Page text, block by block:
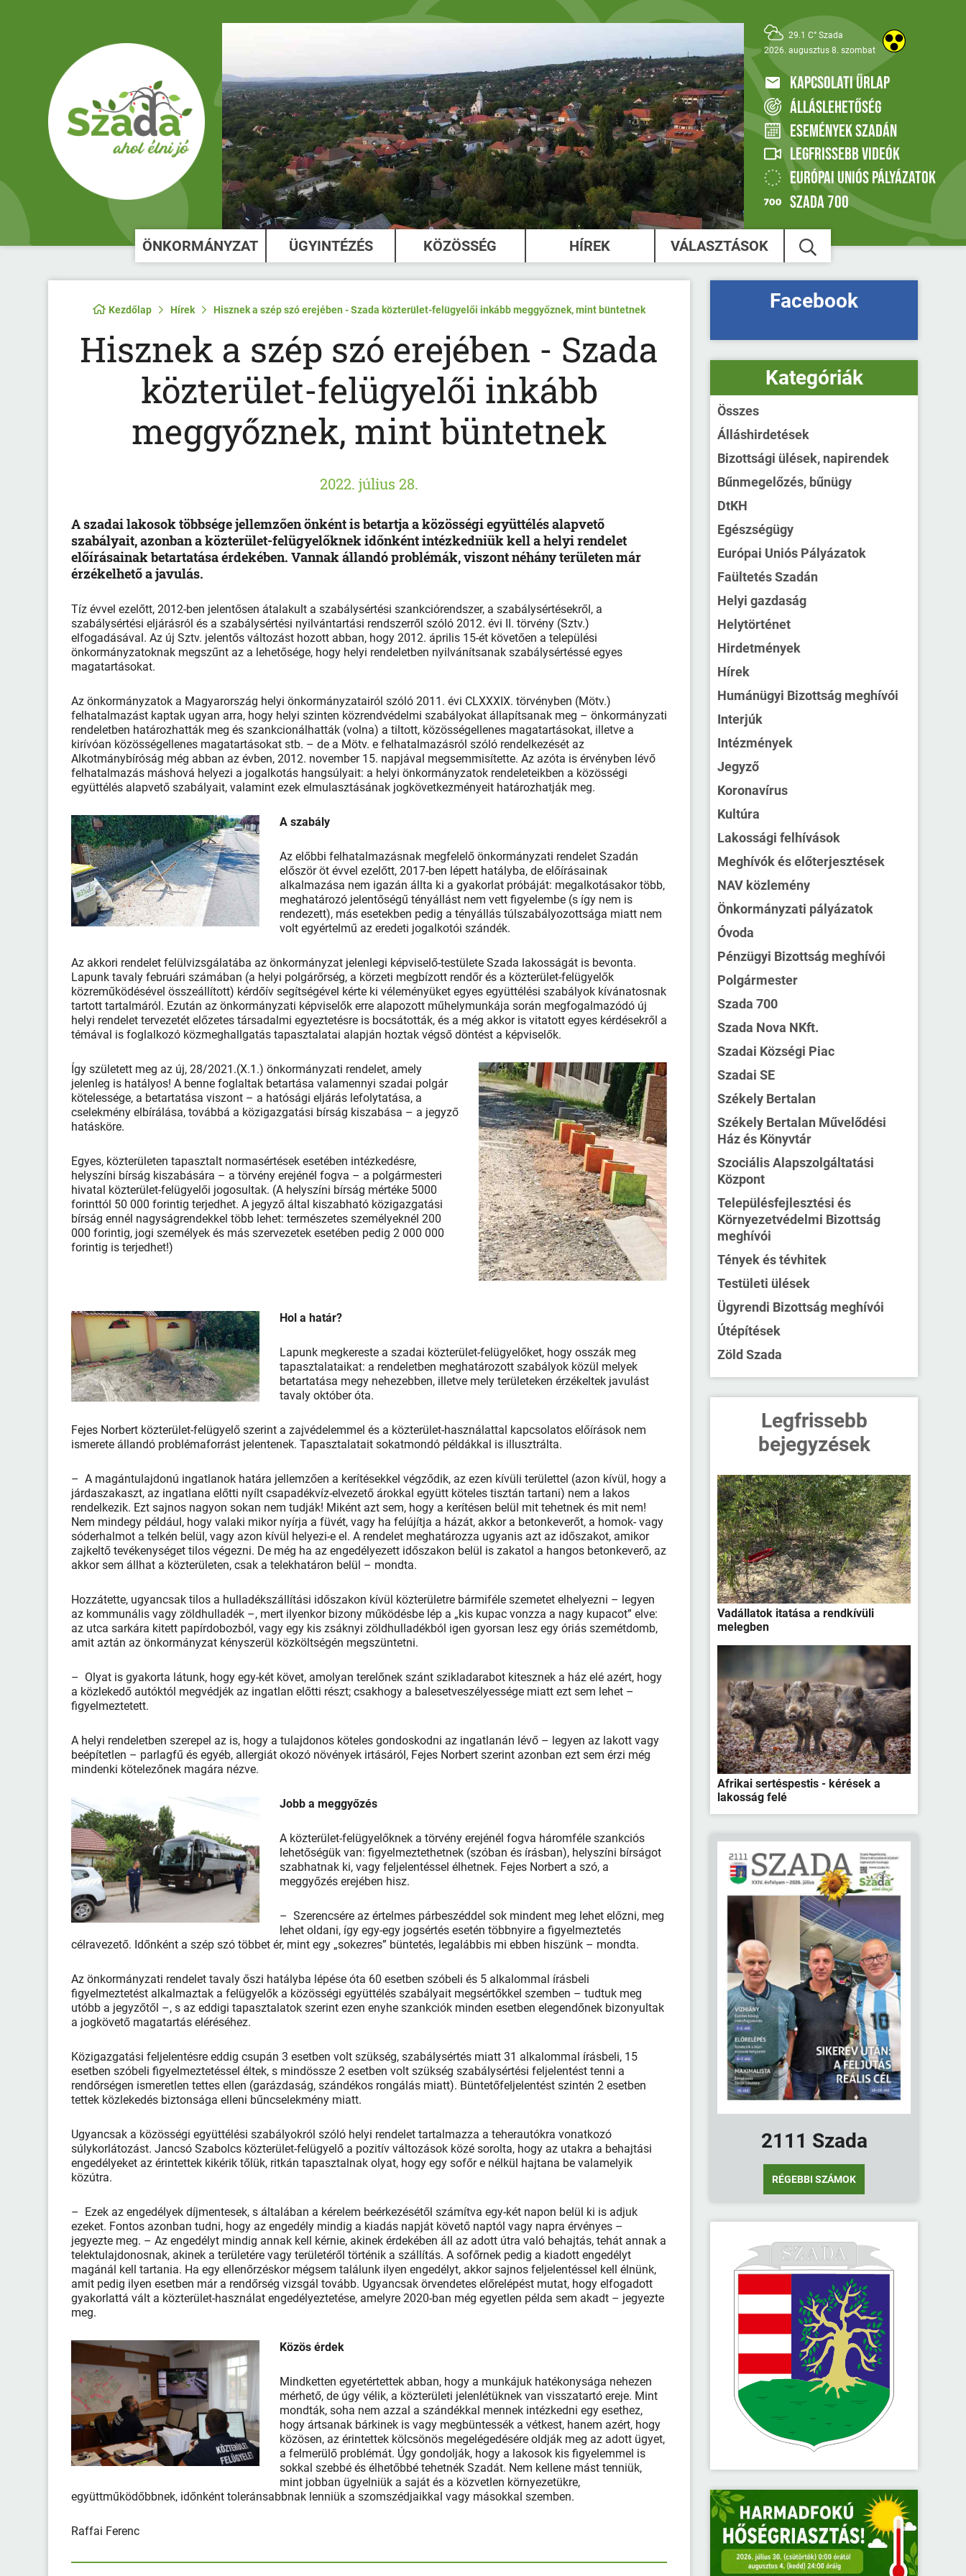
29.1 C° Szada
2026. augusztus 8. szombat
KAPCSOLATI ŰRLAP
ÁLLÁSLEHETŐSÉG
ESEMÉNYEK SZADÁN
LEGFRISSEBB VIDEÓK
EURÓPAI UNIÓS PÁLYÁZATOK
SZADA 700
ÖNKORMÁNYZAT ÜGYINTÉZÉS KÖZÖSSÉG HÍREK VÁLASZTÁSOK
Kezdőlap Hírek Hisznek a szép szó erejében - Szada közterület-felügyelői inkább meggyőznek, mint büntetnek
Hisznek a szép szó erejében - Szada
közterület-felügyelői inkább
meggyőznek, mint büntetnek
2022. július 28.
A szadai lakosok többsége jellemzően önként is betartja a közösségi együttélés alapvető
szabályait, azonban a közterület-felügyelőknek időnként intézkedniük kell a helyi rendelet
előírásainak betartatása érdekében. Vannak állandó problémák, viszont néhány területen már
érzékelhető a javulás.
Tíz évvel ezelőtt, 2012-ben jelentősen átalakult a szabálysértési szankciórendszer, a szabálysértésekről, a
szabálysértési eljárásról és a szabálysértési nyilvántartási rendszerről szóló 2012. évi II. törvény (Sztv.)
elfogadásával. Az új Sztv. jelentős változást hozott abban, hogy 2012. április 15-ét követően a települési
önkormányzatoknak megszűnt az a lehetősége, hogy helyi rendeletben nyilvánítsanak szabálysértéssé egyes
magatartásokat.
Az önkormányzatok a Magyarország helyi önkormányzatairól szóló 2011. évi CLXXXIX. törvényben (Mötv.)
felhatalmazást kaptak ugyan arra, hogy helyi szinten közrendvédelmi szabályokat állapítsanak meg – önkormányzati
rendeletben határozhatták meg és szankcionálhatták (volna) a tiltott, közösségellenes magatartásokat, illetve a
kirívóan közösségellenes magatartásokat stb. – de a Mötv. e felhatalmazásról szóló rendelkezését az
Alkotmánybíróság még abban az évben, 2012. november 15. napjával megsemmisítette. Az azóta is érvényben lévő
felhatalmazás máshová helyezi a jogalkotás hangsúlyait: a helyi önkormányzatok rendeleteikben a közösségi
együttélés alapvető szabályait, valamint ezek elmulasztásának jogkövetkezményeit határozhatják meg.
A szabály
Az előbbi felhatalmazásnak megfelelő önkormányzati rendelet Szadán
először öt évvel ezelőtt, 2017-ben lépett hatályba, de előírásainak
alkalmazása nem igazán állta ki a gyakorlat próbáját: megalkotásakor több,
meghatározó jelentőségű tényállást nem vett figyelembe (s így nem is
rendezett), más esetekben pedig a tényállás túlszabályozottsága miatt nem
volt egyértelmű az eredeti jogalkotói szándék.
Az akkori rendelet felülvizsgálatába az önkormányzat jelenlegi képviselő-testülete Szada lakosságát is bevonta.
Lapunk tavaly februári számában (a helyi polgárőrség, a körzeti megbízott rendőr és a közterület-felügyelők
közreműködésével összeállított) kérdőív segítségével kérte ki véleményüket egyes együttélési szabályok kívánatosnak
tartott tartalmáról. Ezután az önkormányzati képviselők erre alapozott műhelymunkája során megfogalmazódó új
helyi rendelet tervezetét előzetes társadalmi egyeztetésre is bocsátották, és a még akkor is vitatott egyes kérdésekről a
témával is foglalkozó közmeghallgatás tapasztalatai alapján hoztak végső döntést a képviselők.
Így született meg az új, 28/2021.(X.1.) önkormányzati rendelet, amely
jelenleg is hatályos! A benne foglaltak betartása valamennyi szadai polgár
kötelessége, a betartatása viszont – a hatósági eljárás lefolytatása, a
cselekmény elbírálása, továbbá a közigazgatási bírság kiszabása – a jegyző
hatásköre.
Egyes, közterületen tapasztalt normasértések esetében intézkedésre,
helyszíni bírság kiszabására – a törvény erejénél fogva – a polgármesteri
hivatal közterület-felügyelői jogosultak. (A helyszíni bírság mértéke 5000
forinttól 50 000 forintig terjedhet. A jegyző által kiszabható közigazgatási
bírság ennél nagyságrendekkel több lehet: természetes személyeknél 200
000 forintig, jogi személyek és más szervezetek esetében pedig 2 000 000
forintig is terjedhet!)
Hol a határ?
Lapunk megkereste a szadai közterület-felügyelőket, hogy osszák meg
tapasztalataikat: a rendeletben meghatározott szabályok közül melyek
betartatása megy nehezebben, illetve mely területeken érzékeltek javulást
tavaly október óta.
Fejes Norbert közterület-felügyelő szerint a zajvédelemmel és a közterület-használattal kapcsolatos előírások nem
ismerete állandó problémaforrást jelentenek. Tapasztalatait sokatmondó példákkal is illusztrálta.
– A magántulajdonú ingatlanok határa jellemzően a kerítésekkel végződik, az ezen kívüli területtel (azon kívül, hogy a
járdaszakaszt, az ingatlana előtti nyílt csapadékvíz-elvezető árokkal együtt köteles tisztán tartani) nem a lakos
rendelkezik. Ezt sajnos nagyon sokan nem tudják! Miként azt sem, hogy a kerítésen belül mit tehetnek és mit nem!
Nem mindegy például, hogy valaki mikor nyírja a füvét, vagy ha felújítja a házát, akkor a betonkeverőt, a homok- vagy
sóderhalmot a telkén belül, vagy azon kívül helyezi-e el. A rendelet meghatározza ugyanis azt az időszakot, amikor
zajkeltő tevékenységet tilos végezni. De még ha az engedélyezett időszakon belül is zakatol a hangos betonkeverő, az
akkor sem állhat a közterületen, csak a telekhatáron belül – mondta.
Hozzátette, ugyancsak tilos a hulladékszállítási időszakon kívül közterületre bármiféle szemetet elhelyezni – legyen
az kommunális vagy zöldhulladék –, mert ilyenkor bizony működésbe lép a „kis kupac vonzza a nagy kupacot” elve:
az utca sarkára kitett papírdobozból, vagy egy kis zsáknyi zöldhulladékból igen gyorsan lesz egy óriás szemétdomb,
amit aztán az önkormányzat kényszerül közköltségén megszüntetni.
– Olyat is gyakorta látunk, hogy egy-két követ, amolyan terelőnek szánt szikladarabot kitesznek a ház elé azért, hogy
a közlekedő autóktól megvédjék az ingatlan előtti részt; csakhogy a balesetveszélyessége miatt ezt sem lehet –
figyelmeztetett.
A helyi rendeletben szerepel az is, hogy a tulajdonos köteles gondoskodni az ingatlanán lévő – legyen az lakott vagy
beépítetlen – parlagfű és egyéb, allergiát okozó növények irtásáról, Fejes Norbert szerint azonban ezt sem érzi még
mindenki kötelezőnek magára nézve.
Jobb a meggyőzés
A közterület-felügyelőknek a törvény erejénél fogva háromféle szankciós
lehetőségük van: figyelmeztethetnek (szóban és írásban), helyszíni bírságot
szabhatnak ki, vagy feljelentéssel élhetnek. Fejes Norbert a szó, a
meggyőzés erejében hisz.
– Szerencsére az értelmes párbeszéddel sok mindent meg lehet előzni, meg
lehet oldani, így egy-egy jogsértés esetén többnyire a figyelmeztetés
célravezető. Időnként a szép szó többet ér, mint egy „sokezres” büntetés, legalábbis mi ebben hiszünk – mondta.
Az önkormányzati rendelet tavaly őszi hatályba lépése óta 60 esetben szóbeli és 5 alkalommal írásbeli
figyelmeztetést alkalmaztak a felügyelők a közösségi együttélés szabályait megsértőkkel szemben – tudtuk meg
utóbb a jegyzőtől –, s az eddigi tapasztalatok szerint ezen enyhe szankciók minden esetben elegendőnek bizonyultak
a jogkövető magatartás eléréséhez.
Közigazgatási feljelentésre eddig csupán 3 esetben volt szükség, szabálysértés miatt 31 alkalommal írásbeli, 15
esetben szóbeli figyelmeztetéssel éltek, s mindössze 2 esetben volt szükség szabálysértési feljelentést tenni a
rendőrségen ismeretlen tettes ellen (garázdaság, szándékos rongálás miatt). Büntetőfeljelentést szintén 2 esetben
tettek közlekedés biztonsága elleni bűncselekmény miatt.
Ugyancsak a közösségi együttélési szabályokról szóló helyi rendelet tartalmazza a teherautókra vonatkozó
súlykorlátozást. Jancsó Szabolcs közterület-felügyelő a pozitív változások közé sorolta, hogy az utakra a behajtási
engedélyeket az érintettek kikérik tőlük, ritkán tapasztalnak olyat, hogy egy sofőr e nélkül hajtana be valamelyik
közútra.
– Ezek az engedélyek díjmentesek, s általában a kérelem beérkezésétől számítva egy-két napon belül ki is adjuk
ezeket. Fontos azonban tudni, hogy az engedély mindig a kiadás napját követő naptól vagy napra érvényes –
jegyezte meg. – Az engedélyt mindig annak kell kérnie, akinek érdekében áll az adott útra való behajtás, tehát annak a
telektulajdonosnak, akinek a területére vagy területéről történik a szállítás. A sofőrnek pedig a kiadott engedélyt
magánál kell tartania. Ha egy ellenőrzéskor mégsem találunk ilyen engedélyt, akkor sajnos feljelentéssel kell élnünk,
amit pedig ilyen esetben már a rendőrség vizsgál tovább. Ugyancsak örvendetes előrelépést mutat, hogy elfogadott
gyakorlattá vált a közterület-használat engedélyeztetése, amelyre 2020-ban még egyetlen példa sem akadt – jegyezte
meg.
Közös érdek
Mindketten egyetértettek abban, hogy a munkájuk hatékonysága nehezen
mérhető, de úgy vélik, a közterületi jelenlétüknek van visszatartó ereje. Mint
mondták, soha nem azzal a szándékkal mennek intézkedni egy esethez,
hogy ártsanak bárkinek is vagy megbüntessék a vétkest, hanem azért, hogy
közösen, az érintettek kölcsönös megelégedésére oldják meg az adott ügyet,
a felmerülő problémát. Úgy gondolják, hogy a lakosok kis figyelemmel is
sokkal szebbé és élhetőbbé tehetnék Szadát. Nem kellene mást tenniük,
mint jobban ügyelniük a saját és a közvetlen környezetükre,
együttműködőbbnek, időnként toleránsabbnak lenniük a szomszédjaikkal vagy másokkal szemben.
Raffai Ferenc
Facebook
Kategóriák
Összes
Álláshirdetések
Bizottsági ülések, napirendek
Bűnmegelőzés, bűnügy
DtKH
Egészségügy
Európai Uniós Pályázatok
Faültetés Szadán
Helyi gazdaság
Helytörténet
Hirdetmények
Hírek
Humánügyi Bizottság meghívói
Interjúk
Intézmények
Jegyző
Koronavírus
Kultúra
Lakossági felhívások
Meghívók és előterjesztések
NAV közlemény
Önkormányzati pályázatok
Óvoda
Pénzügyi Bizottság meghívói
Polgármester
Szada 700
Szada Nova NKft.
Szadai Községi Piac
Szadai SE
Székely Bertalan
Székely Bertalan Művelődési
Ház és Könyvtár
Szociális Alapszolgáltatási
Központ
Településfejlesztési és
Környezetvédelmi Bizottság
meghívói
Tények és tévhitek
Testületi ülések
Ügyrendi Bizottság meghívói
Útépítések
Zöld Szada
Legfrissebb
bejegyzések
Vadállatok itatása a rendkívüli
melegben
Afrikai sertéspestis - kérések a
lakosság felé
2111 Szada
RÉGEBBI SZÁMOK